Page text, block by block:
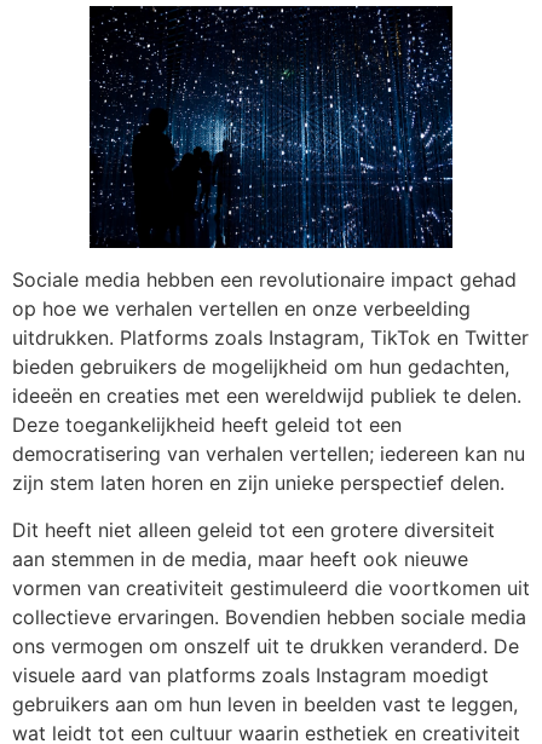
Sociale media hebben een revolutionaire impact gehad
op hoe we verhalen vertellen en onze verbeelding
uitdrukken. Platforms zoals Instagram, TikTok en Twitter
bieden gebruikers de mogelijkheid om hun gedachten,
ideeën en creaties met een wereldwijd publiek te delen.
Deze toegankelijkheid heeft geleid tot een
democratisering van verhalen vertellen; iedereen kan nu
zijn stem laten horen en zijn unieke perspectief delen.
Dit heeft niet alleen geleid tot een grotere diversiteit
aan stemmen in de media, maar heeft ook nieuwe
vormen van creativiteit gestimuleerd die voortkomen uit
collectieve ervaringen. Bovendien hebben sociale media
ons vermogen om onszelf uit te drukken veranderd. De
visuele aard van platforms zoals Instagram moedigt
gebruikers aan om hun leven in beelden vast te leggen,
wat leidt tot een cultuur waarin esthetiek en creativiteit